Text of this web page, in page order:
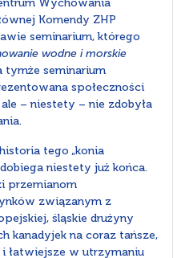
Wychowania
Komendy ZHP
seminarium, którego
wodne i morskie
tymże seminarium
społeczności
– niestety – nie zdobyła
tego „konia
niestety już końca.
przemianom
związanym z
śląskie drużyny
kanadyjek na coraz tańsze,
łatwiejsze w utrzymaniu